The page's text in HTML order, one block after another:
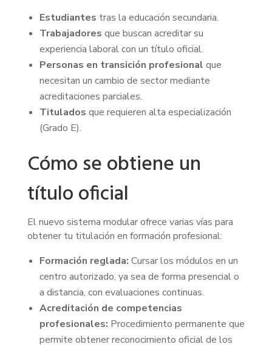
Estudiantes tras la educación secundaria.
Trabajadores que buscan acreditar su
experiencia laboral con un título oficial.
Personas en transición profesional que
necesitan un cambio de sector mediante
acreditaciones parciales.
Titulados que requieren alta especialización
(Grado E).
Cómo se obtiene un
título oficial
El nuevo sistema modular ofrece varias vías para
obtener tu titulación en formación profesional:
Formación reglada: Cursar los módulos en un
centro autorizado, ya sea de forma presencial o
a distancia, con evaluaciones continuas.
Acreditación de competencias
profesionales: Procedimiento permanente que
permite obtener reconocimiento oficial de los